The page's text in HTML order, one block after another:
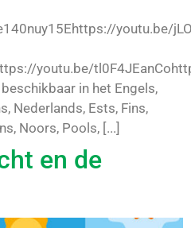
youtu.be/
youtu.be/
in het Engels,
Nederlands, Ests, Fins,
Noors, Pools, [...]
en de